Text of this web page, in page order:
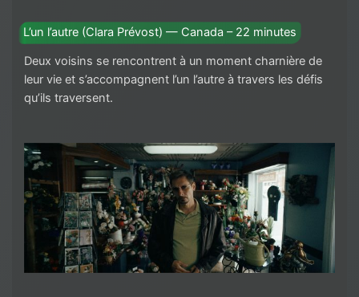
L’un l’autre (Clara Prévost) — Canada – 22 minutes
Deux voisins se rencontrent à un moment charnière de
leur vie et s’accompagnent l’un l’autre à travers les défis
qu’ils traversent.